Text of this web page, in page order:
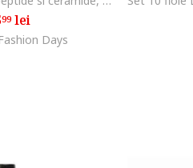
99lei
Days